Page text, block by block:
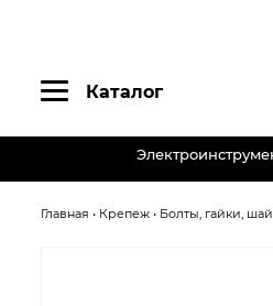
Каталог
Главная • Крепеж • Болты, гайки,